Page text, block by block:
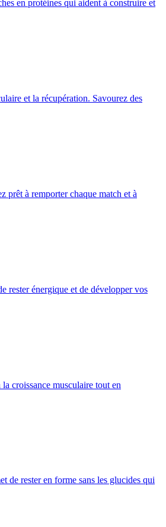
en protéines qui aident à construire et
et la récupération. Savourez des
prêt à remporter chaque match et à
rester énergique et de développer vos
croissance musculaire tout en
de rester en forme sans les glucides qui